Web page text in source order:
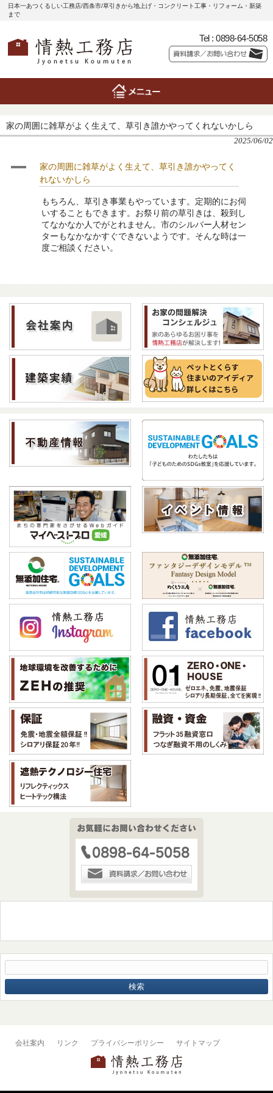
日本一あつくるしい工務店/西条市/草引きから地上げ・コンクリート工事・リフォーム・新築
まで
Tel : 0898-64-5058
家の周囲に雑草がよく生えて、草引き誰かやってくれないかしら
2025/06/02
A
家の周囲に雑草がよく生えて、草引き誰かやってく
れないかしら
もちろん、草引き事業もやっています。定期的にお伺
いすることもできます。お祭り前の草引きは、殺到し
てなかなか人でがとれません。市のシルバー人材セン
ターもなかなかすぐできないようです。そんな時は一
度ご相談ください。
会社案内 リンク プライバシーポリシー サイトマップ